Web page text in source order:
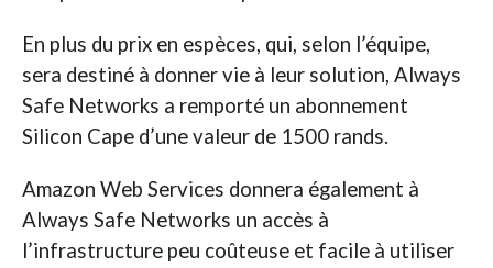
En plus du prix en espèces, qui, selon l’équipe,
sera destiné à donner vie à leur solution, Always
Safe Networks a remporté un abonnement
Silicon Cape d’une valeur de 1500 rands.
Amazon Web Services donnera également à
Always Safe Networks un accès à
l’infrastructure peu coûteuse et facile à utiliser